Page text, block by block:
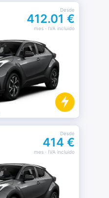
Desde
412.01 €
mes· IVA incluido
Desde
414 €
mes· IVA incluido